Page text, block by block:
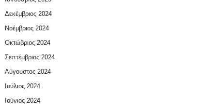
Δεκέμβριος 2024
Νοέμβριος 2024
Οκτώβριος 2024
Σεπτέμβριος 2024
Αύγουστος 2024
Ιούλιος 2024
Ιούνιος 2024